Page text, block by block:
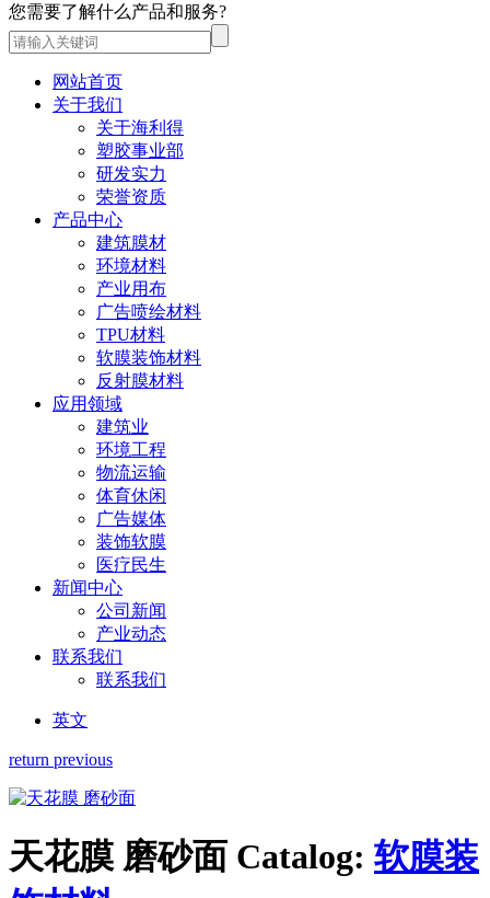
您需要了解什么产品和服务?
网站首页
关于我们
关于海利得
塑胶事业部
研发实力
荣誉资质
产品中心
建筑膜材
环境材料
产业用布
广告喷绘材料
TPU材料
软膜装饰材料
反射膜材料
应用领域
建筑业
环境工程
物流运输
体育休闲
广告媒体
装饰软膜
医疗民生
新闻中心
公司新闻
产业动态
联系我们
联系我们
英文
return previous
天花膜 磨砂面 Catalog: 软膜装